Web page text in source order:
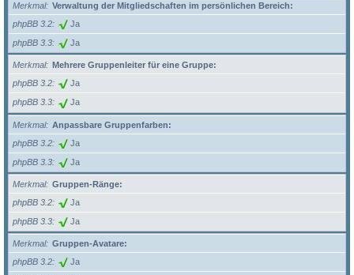
Merkmal
Verwaltung der Mitgliedschaften im persönlichen Bereich:
phpBB 3.2
Ja
phpBB 3.3 Ja
Merkmal
Mehrere Gruppenleiter für eine Gruppe:
phpBB 3.2
Ja
phpBB 3.3 Ja
Merkmal
Anpassbare Gruppenfarben:
phpBB 3.2
Ja
phpBB 3.3 Ja
Merkmal
Gruppen-Ränge:
phpBB 3.2
Ja
phpBB 3.3 Ja
Merkmal
Gruppen-Avatare:
phpBB 3.2
Ja